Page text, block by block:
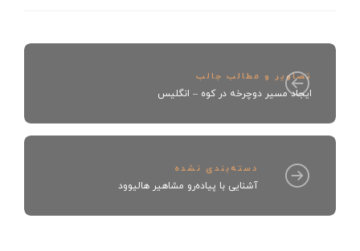
تصاویر و مطالب جالب
ایجاد مسیر دوچرخه در کوه – انگلیس
دسته‌بندی نشده
آشنایی با پیاده‌رو مشاهیر هالیوود